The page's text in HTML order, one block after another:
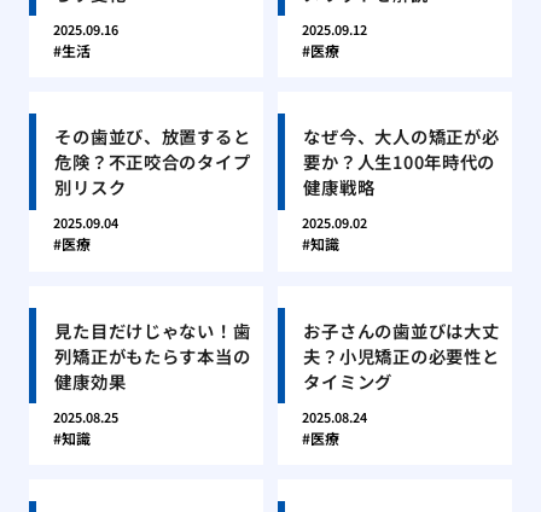
2025.09.16
生活
2025.09.12
医療
その歯並び、放置すると
危険？不正咬合のタイプ
別リスク
2025.09.04
医療
なぜ今、大人の矯正が必
要か？人生100年時代の
健康戦略
2025.09.02
知識
見た目だけじゃない！歯
列矯正がもたらす本当の
健康効果
2025.08.25
知識
お子さんの歯並びは大丈
夫？小児矯正の必要性と
タイミング
2025.08.24
医療